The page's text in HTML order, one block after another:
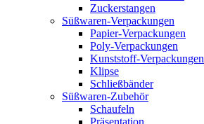
Zuckerstangen
Süßwaren-Verpackungen
Papier-Verpackungen
Poly-Verpackungen
Kunststoff-Verpackungen
Klipse
Schließbänder
Süßwaren-Zubehör
Schaufeln
Präsentation